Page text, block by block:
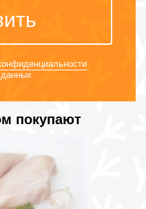
покупают